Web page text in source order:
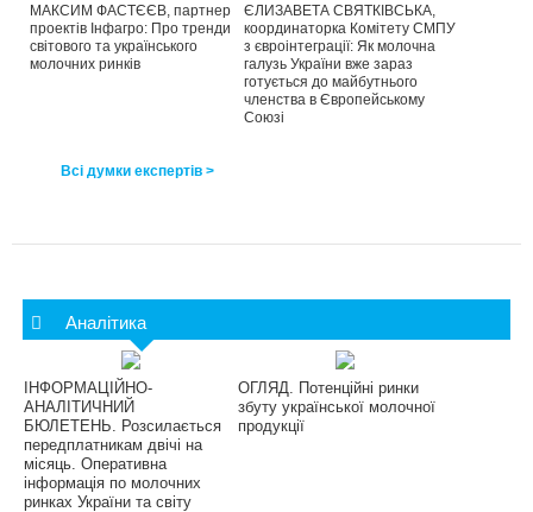
МАКСИМ ФАСТЄЄВ, партнер
проектів Інфагро: Про тренди
світового та українського
молочних ринків
ЄЛИЗАВЕТА СВЯТКІВСЬКА,
координаторка Комітету СМПУ
з євроінтеграції: Як молочна
галузь України вже зараз
готується до майбутнього
членства в Європейському
Союзі
Всі думки експертів >
Аналітика
ІНФОРМАЦІЙНО-
АНАЛІТИЧНИЙ
БЮЛЕТЕНЬ. Розсилається
передплатникам двічі на
місяць. Оперативна
інформація по молочних
ринках України та світу
ОГЛЯД. Потенційні ринки
збуту української молочної
продукції